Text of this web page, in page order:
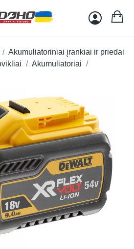
Akumuliatoriniai įrankiai ir priedai
Akumuliatoriai